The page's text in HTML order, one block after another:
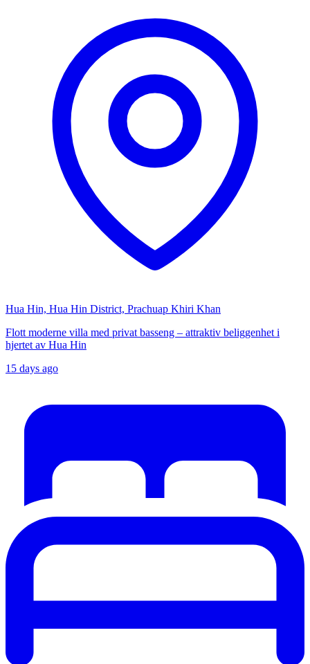
Hua Hin, Hua Hin District, Prachuap Khiri Khan
Flott moderne villa med privat basseng – attraktiv beliggenhet i
hjertet av Hua Hin
15 days ago